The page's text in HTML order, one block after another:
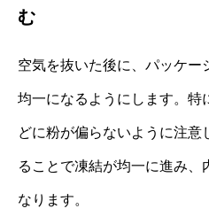
む
空気を抜いた後に、パッケー
均一になるようにします。特
どに粉が偏らないように注
ることで凍結が均一に進み、
なります。